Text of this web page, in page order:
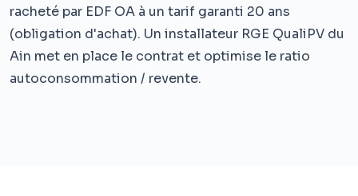
racheté par EDF OA à un tarif garanti 20 ans
(obligation d'achat). Un installateur RGE QualiPV du
Ain met en place le contrat et optimise le ratio
autoconsommation / revente.